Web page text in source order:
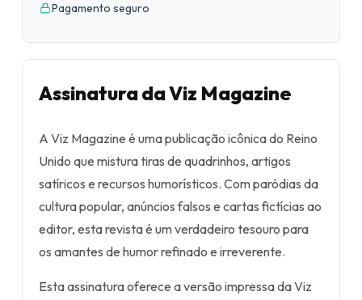
Pagamento seguro
Assinatura da Viz Magazine
A Viz Magazine é uma publicação icônica do Reino
Unido que mistura tiras de quadrinhos, artigos
satíricos e recursos humorísticos. Com paródias da
cultura popular, anúncios falsos e cartas fictícias ao
editor, esta revista é um verdadeiro tesouro para
os amantes de humor refinado e irreverente.
Esta assinatura oferece a versão impressa da Viz